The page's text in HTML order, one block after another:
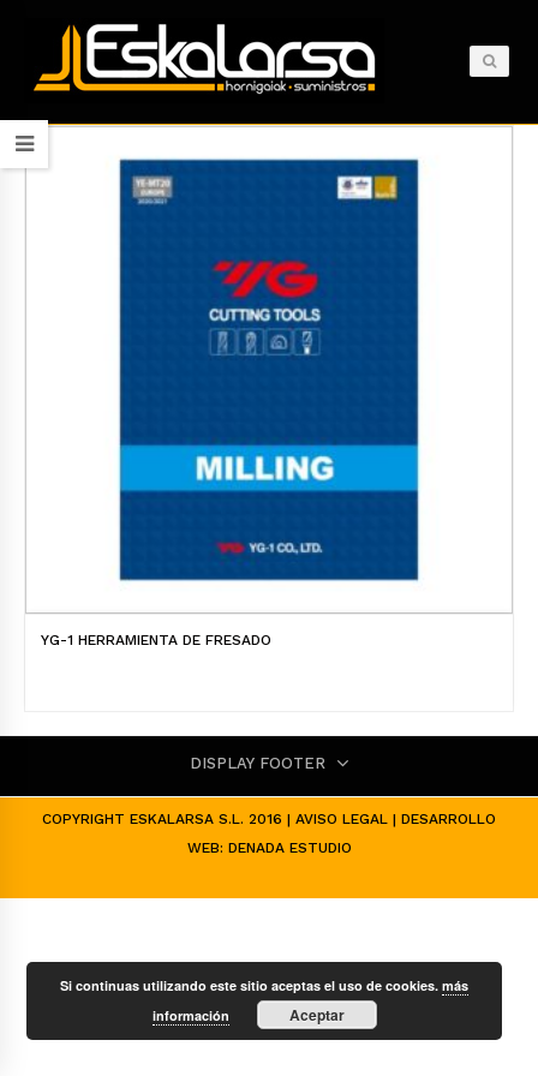
YG-1 HERRAMIENTA DE FRESADO
DISPLAY FOOTER
COPYRIGHT ESKALARSA S.L. 2016 | AVISO LEGAL | DESARROLLO
WEB: DENADA ESTUDIO
Si continuas utilizando este sitio aceptas el uso de cookies.más
información
Aceptar